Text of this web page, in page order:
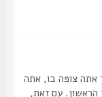
צופה בו, אתה
עם זאת,